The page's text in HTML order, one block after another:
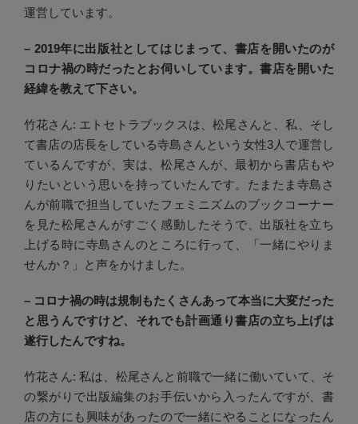
運営しています。
– 2019年に出版社としてはじまって、書店を開いたのが
コロナ禍の時だったとお伺いしています。書店を開いた
経緯を教えて下さい。
竹花さん: エトセトラブックスは、松尾さんと、私、そし
て書店の店長をしている寺島さんという女性3人で運営し
ているんですが、実は、松尾さんが、最初から書店もや
りたいという思いを持っていたんです。たまたま寺島さ
んが前職で担当していたフェミニズムのブックコーナー
を見た松尾さんがすごく感動したそうで、出版社を立ち
上げる時に寺島さんのところに行って、「一緒にやりま
せんか？」と声をかけました。
– コロナ禍の時は規制もたくさんあって本当に大変だった
と思うんですけど、それでも計画通り書店の立ち上げは
遂行したんですね。
竹花さん: 私は、松尾さんと前職で一緒に働いていて、そ
の繋がりで出版編集のお手伝いから入ったんですが、書
店の方にも興味があったので一緒にやることになったん